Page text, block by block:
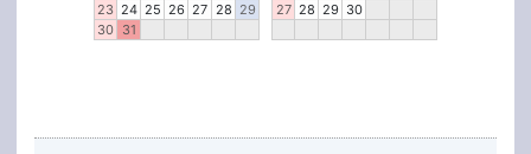
23 24 25 26 27 28 29
30 31
27 28 29 30